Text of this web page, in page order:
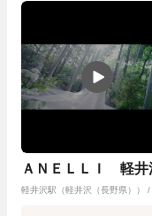
ＡＮＥＬＬＩ 軽井
軽井沢駅（軽井沢（長野県））